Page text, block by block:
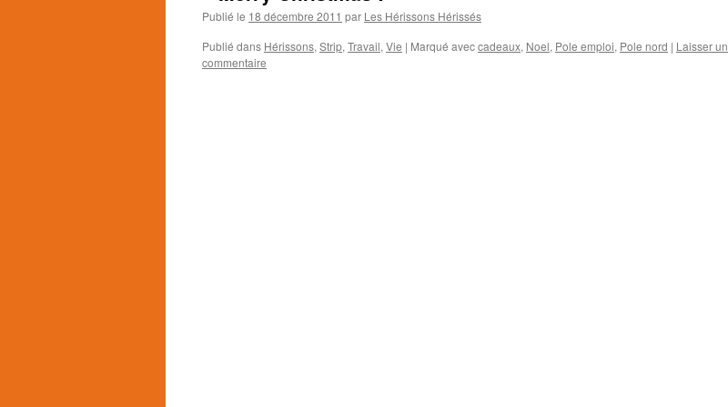
Publié le 18 décembre 2011 par Les Hérissons Hérissés
Publié dans Hérissons, Strip, Travail, Vie | Marqué aveccadeaux, Noel, Pole emploi, Pole nord | Laisser un
commentaire